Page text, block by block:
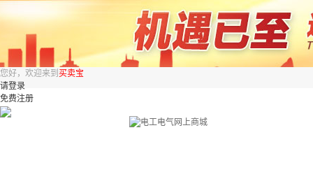
您好，欢迎来到 买卖宝
请登录
免费注册